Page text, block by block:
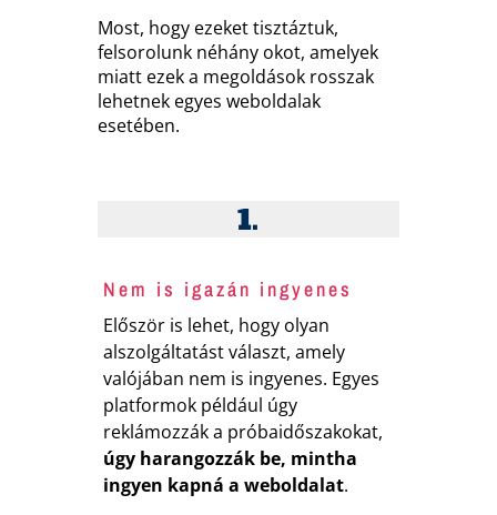
Most, hogy ezeket tisztáztuk,
felsorolunk néhány okot, amelyek
miatt ezek a megoldások rosszak
lehetnek egyes weboldalak
esetében.
1.
Nem is igazán ingyenes
Először is lehet, hogy olyan
alszolgáltatást választ, amely
valójában nem is ingyenes. Egyes
platformok például úgy
reklámozzák a próbaidőszakokat,
úgy harangozzák be, mintha
ingyen kapná a weboldalat.